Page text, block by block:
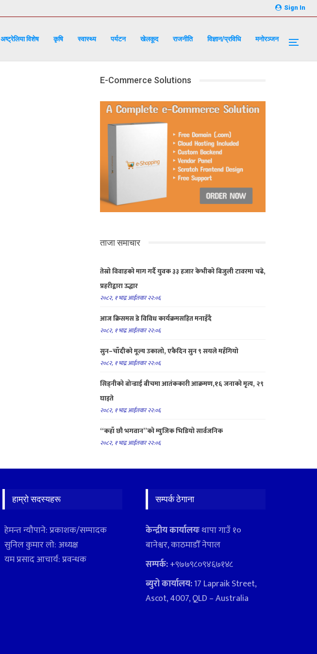
Sign In
अष्ट्रेलिया विशेष कृषि स्वास्थ्य पर्यटन खेलकूद राजनीति विज्ञान/प्रविधि मनोरञ्जन
E-Commerce Solutions
ताजा समाचार
तेस्रो विवाहको माग गर्दै युवक ३३ हजार केभीको बिजुली टावरमा चढे,
प्रहरीद्वारा उद्धार
२०८२, १ भाद्र आईतवार २२:०६
आज क्रिसमस डे विविध कार्यक्रमसहित मनाइँदै
२०८२, १ भाद्र आईतवार २२:०६
सुन–चाँदीको मूल्य उकालो, एकैदिन सुन ९ सयले महँगियो
२०८२, १ भाद्र आईतवार २२:०६
सिड्नीको बोन्डाई बीचमा आतंककारी आक्रमण,१६ जनाको मृत्य, २९
घाइते
२०८२, १ भाद्र आईतवार २२:०६
“कहाँ छौ भगवान”को म्युजिक भिडियो सार्वजनिक
२०८२, १ भाद्र आईतवार २२:०६
हाम्रो सदस्यहरू
हेमन्त न्यौपाने: प्रकाशक/सम्पादक
सुनिल कुमार लो: अध्यक्ष
यम प्रसाद आचार्य: प्रवन्धक
सम्पर्क ठेगाना
केन्द्रीय कार्यालयःथापा गाउँ १०
बानेश्वर, काठमाडौँ नेपाल
सम्पर्क:+९७७९८०९४६७१४८
ब्युरो कार्यालय:17 Lapraik Street,
Ascot, 4007, QLD – Australia